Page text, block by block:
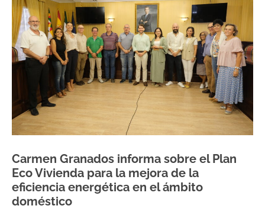
Carmen Granados informa sobre el Plan
Eco Vivienda para la mejora de la
eficiencia energética en el ámbito
doméstico